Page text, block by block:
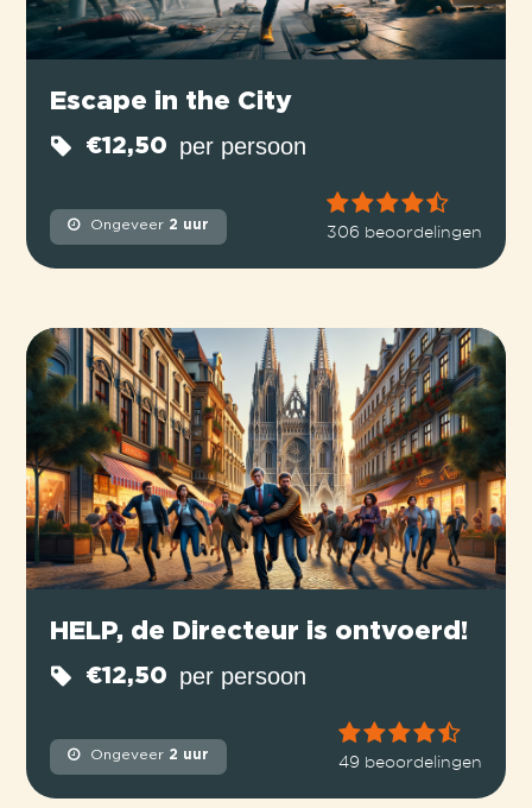
Escape in the City
€12,50 per persoon
Ongeveer 2 uur 306 beoordelingen
HELP, de Directeur is ontvoerd!
€12,50 per persoon
Ongeveer 2 uur 49 beoordelingen